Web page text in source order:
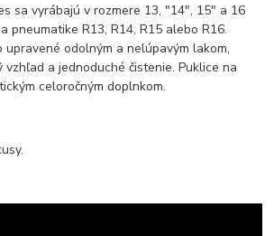
sa vyrábajú v rozmere 13, "14", 15" a 16
pneumatike R13, R14, R15 alebo R16.
upravené odolným a nelúpavým lakom,
a jednoduché čistenie. Puklice na
celoročným doplnkom.